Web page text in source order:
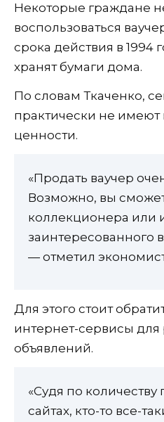
Некоторые граждане
воспользоваться
срока действия в 1994
хранят бумаги дома.
По словам Ткаченко,
практически не имеют
ценности.
«Продать ваучер
Возможно, вы
коллекционера или
заинтересованного
— отметил
Для этого стоит
интернет-сервисы
объявлений.
«Судя по
сайтах, кто-то все-